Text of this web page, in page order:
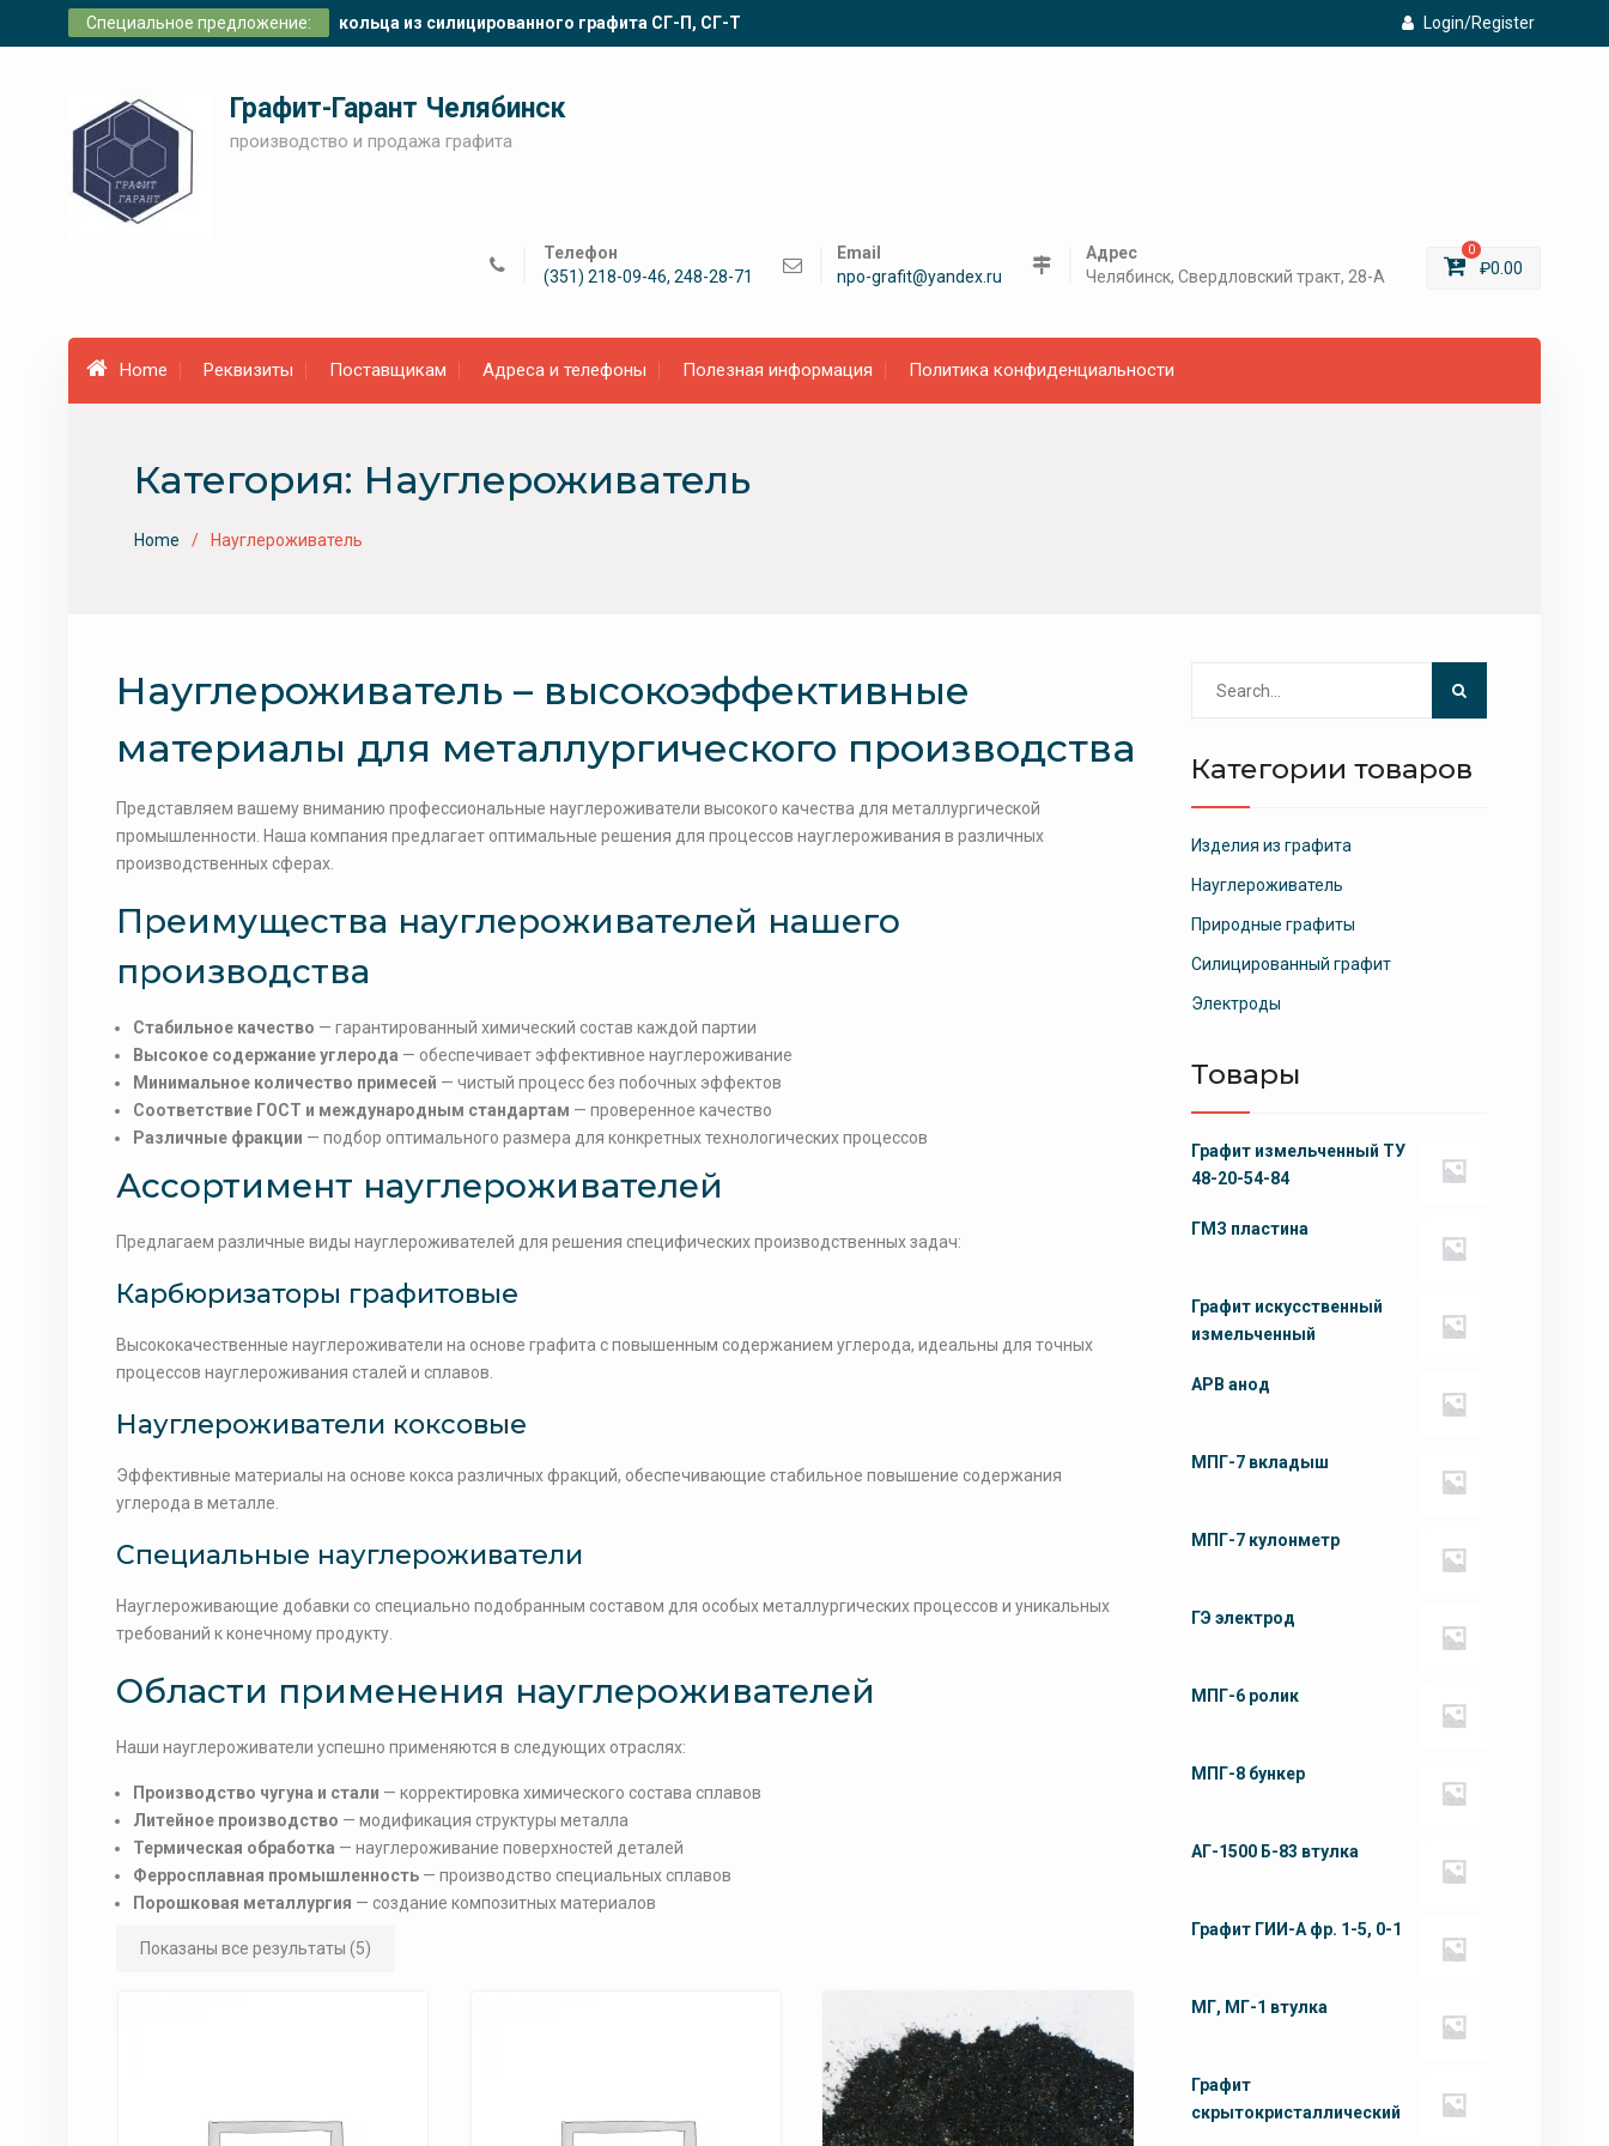
Специальное предложение: кольца из силицированного графита СГ-П, СГ-Т Login/Register
Графит-Гарант Челябинск
производство и продажа графита
Телефон
(351) 218-09-46, 248-28-71
Email
npo-grafit@yandex.ru
Адрес
Челябинск, Свердловский тракт, 28-А
0
₽0.00
Home Реквизиты Поставщикам Адреса и телефоны Полезная информация Политика конфиденциальности
Категория: Науглероживатель
Home Науглероживатель
Науглероживатель – высокоэффективные
материалы для металлургического производства
Представляем вашему вниманию профессиональные науглероживатели высокого качества для металлургической
промышленности. Наша компания предлагает оптимальные решения для процессов науглероживания в различных
производственных сферах.
Преимущества науглероживателей нашего
производства
Стабильное качество — гарантированный химический состав каждой партии
Высокое содержание углерода — обеспечивает эффективное науглероживание
Минимальное количество примесей — чистый процесс без побочных эффектов
Соответствие ГОСТ и международным стандартам — проверенное качество
Различные фракции — подбор оптимального размера для конкретных технологических процессов
Ассортимент науглероживателей
Предлагаем различные виды науглероживателей для решения специфических производственных задач:
Карбюризаторы графитовые
Высококачественные науглероживатели на основе графита с повышенным содержанием углерода, идеальны для точных
процессов науглероживания сталей и сплавов.
Науглероживатели коксовые
Эффективные материалы на основе кокса различных фракций, обеспечивающие стабильное повышение содержания
углерода в металле.
Специальные науглероживатели
Науглероживающие добавки со специально подобранным составом для особых металлургических процессов и уникальных
требований к конечному продукту.
Области применения науглероживателей
Наши науглероживатели успешно применяются в следующих отраслях:
Производство чугуна и стали — корректировка химического состава сплавов
Литейное производство — модификация структуры металла
Термическая обработка — науглероживание поверхностей деталей
Ферросплавная промышленность — производство специальных сплавов
Порошковая металлургия — создание композитных материалов
Показаны все результаты (5)
Категории товаров
Изделия из графита
Науглероживатель
Природные графиты
Силицированный графит
Электроды
Товары
Графит измельченный ТУ
48-20-54-84
ГМЗ пластина
Графит искусственный
измельченный
АРВ анод
МПГ-7 вкладыш
МПГ-7 кулонметр
ГЭ электрод
МПГ-6 ролик
МПГ-8 бункер
АГ-1500 Б-83 втулка
Графит ГИИ-А фр. 1-5, 0-1
МГ, МГ-1 втулка
Графит
скрытокристаллический